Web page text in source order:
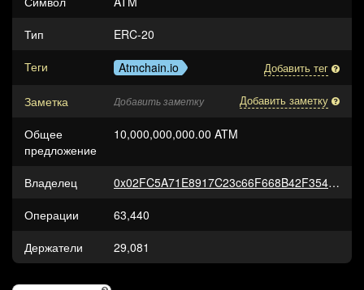
Тип
ERC-20
Теги
Atmchain.io Добавить тег
Заметка Добавить заметку Добавить заметку
Общее
предложение
10,000,000,000.00 ATM
Владелец
0x02FC5A71E8917C23c66F668B42F3544cde88F1bC
Операции
63,440
Держатели
29,081